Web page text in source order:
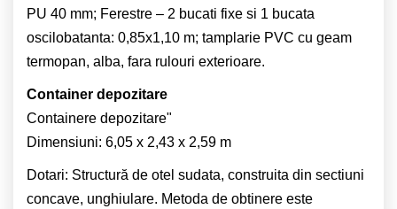
PU 40 mm; Ferestre – 2 bucati fixe si 1 bucata
oscilobatanta: 0,85x1,10 m; tamplarie PVC cu geam
termopan, alba, fara rulouri exterioare.
Container depozitare
Containere depozitare"
Dimensiuni: 6,05 x 2,43 x 2,59 m
Dotari: Structură de otel sudata, construita din sectiuni
concave, unghiulare. Metoda de obtinere este